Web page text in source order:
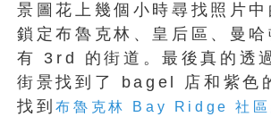
景圖花上幾個小時尋找照片中
鎖定布魯克林、皇后區、曼哈
有 3rd 的街道。最後真的透
街景找到了 bagel 店和紫色
找到布魯克林 Bay Ridge 社區